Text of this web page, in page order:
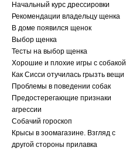
Начальный курс дрессировки
Рекомендации владельцу щенка
В доме появился щенок
Выбор щенка
Тесты на выбор щенка
Хорошие и плохие игры с собакой
Как Сисси отучилась грызть вещи
Проблемы в поведении собак
Предостерегающие признаки
агрессии
Собачий гороскоп
Крысы в зоомагазине. Взгляд с
другой стороны прилавка